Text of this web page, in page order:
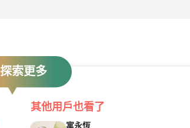
探索更多
其他用戶也看了